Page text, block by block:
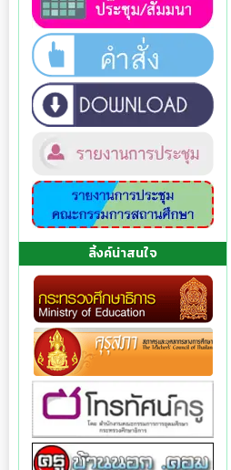
ลิ้งค์น่าสนใจ